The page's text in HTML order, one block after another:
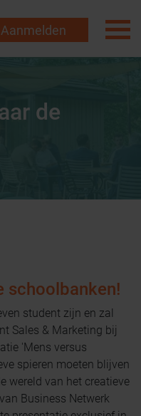
Aanmelden
de
schoolbanken!
student zijn en zal
Sales & Marketing bij
'Mens versus
spieren moeten blijven
wereld van het creatieve
Business Netwerk